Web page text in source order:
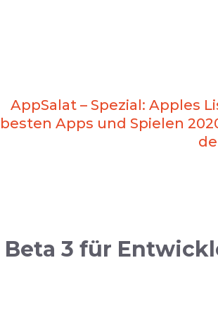
AppSalat – Spezial: Apples
besten Apps und Spielen
Beta 3 für